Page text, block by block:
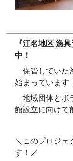
『江名地区 漁
中！
保管していた
始まっています！
地域団体とボ
館設立に向けて
＼このプロジェ
す！／